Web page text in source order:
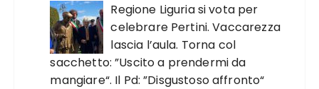
Regione Liguria si vota per
celebrare Pertini. Vaccarezza
lascia l’aula. Torna col
sacchetto: ”Uscito a prendermi da
mangiare“. Il Pd: ”Disgustoso affronto“